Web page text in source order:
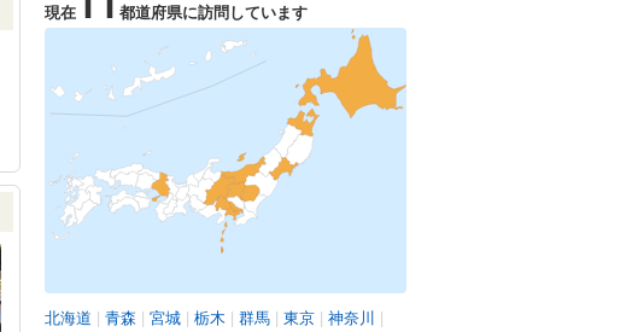
現在 都道府県に訪問しています
北海道 | 青森 | 宮城 | 栃木 | 群馬 | 東京 | 神奈川 |